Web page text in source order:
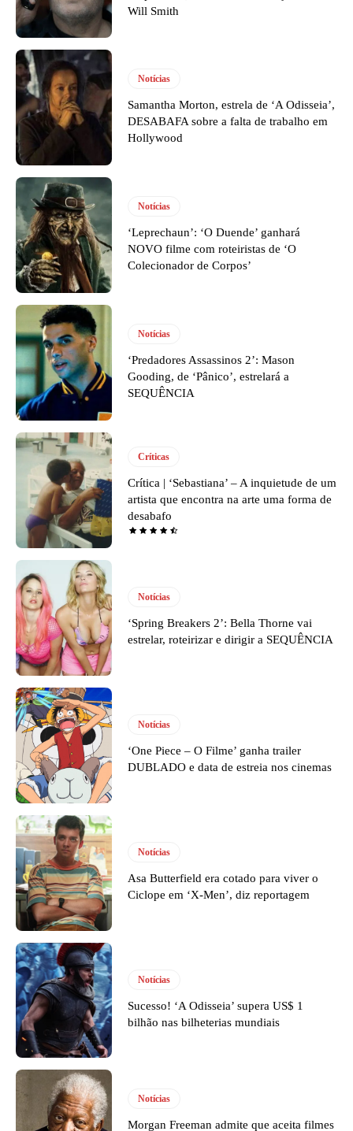
Will Smith
Notícias
Samantha Morton, estrela de ‘A Odisseia’,
DESABAFA sobre a falta de trabalho em
Hollywood
Notícias
‘Leprechaun’: ‘O Duende’ ganhará
NOVO filme com roteiristas de ‘O
Colecionador de Corpos’
Notícias
‘Predadores Assassinos 2’: Mason
Gooding, de ‘Pânico’, estrelará a
SEQUÊNCIA
Críticas
Crítica | ‘Sebastiana’ – A inquietude de um
artista que encontra na arte uma forma de
desabafo
Notícias
‘Spring Breakers 2’: Bella Thorne vai
estrelar, roteirizar e dirigir a SEQUÊNCIA
Notícias
‘One Piece – O Filme’ ganha trailer
DUBLADO e data de estreia nos cinemas
Notícias
Asa Butterfield era cotado para viver o
Ciclope em ‘X-Men’, diz reportagem
Notícias
Sucesso! ‘A Odisseia’ supera US$ 1
bilhão nas bilheterias mundiais
Notícias
Morgan Freeman admite que aceita filmes